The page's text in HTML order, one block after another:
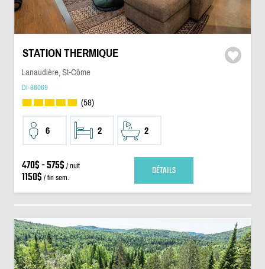
STATION THERMIQUE
Lanaudière, St-Côme
DI-36069
(58)
6 2 2
470$ - 575$ / nuit
1150$ / fin sem. DÉTAILS